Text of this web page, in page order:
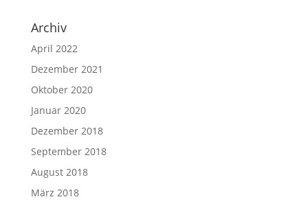
Archiv
April 2022
Dezember 2021
Oktober 2020
Januar 2020
Dezember 2018
September 2018
August 2018
März 2018